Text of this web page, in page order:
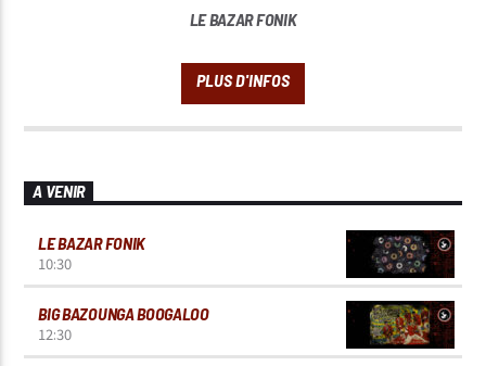
LE BAZAR FONIK
A VENIR
LE BAZAR FONIK
10:30
BIG BAZOUNGA BOOGALOO
12:30